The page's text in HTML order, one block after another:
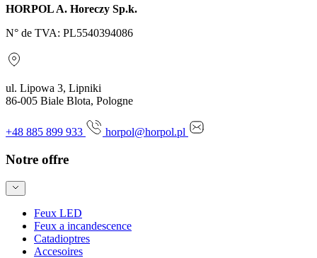
HORPOL A. Horeczy Sp.k.
N° de TVA: PL5540394086
ul. Lipowa 3, Lipniki
86-005 Biale Blota, Pologne
+48 885 899 933 horpol@horpol.pl
Notre offre
Feux LED
Feux a incandescence
Catadioptres
Accesoires